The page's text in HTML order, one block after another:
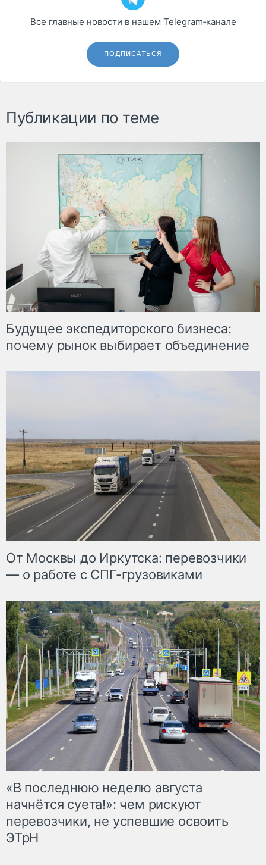
Все главные новости в нашем Telegram‑канале
ПОДПИСАТЬСЯ
Публикации по теме
Будущее экспедиторского бизнеса:
почему рынок выбирает объединение
От Москвы до Иркутска: перевозчики
— о работе с СПГ-грузовиками
«В последнюю неделю августа
начнётся суета!»: чем рискуют
перевозчики, не успевшие освоить
ЭТрН